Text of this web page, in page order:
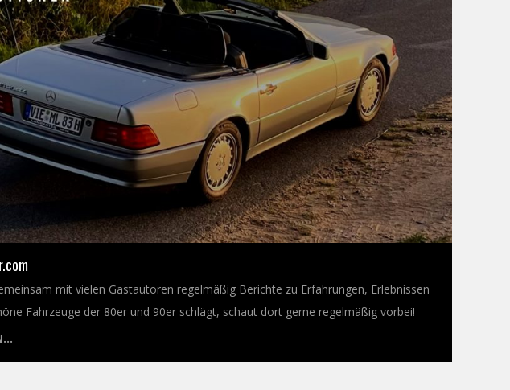
mit vielen Gastautoren regelmäßig Berichte zu Erfahrungen, Erlebnissen
Fahrzeuge der 80er und 90er schlägt, schaut dort gerne regelmäßig vorbei!